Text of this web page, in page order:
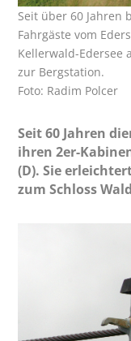
Seit über 60 Jahren
Fahrgäste vom
Kellerwald-Edersee
zur Bergstation.
Foto: Radim Polcer
Seit 60 Jahren
ihren 2er-
(D). Sie
zum Schloss